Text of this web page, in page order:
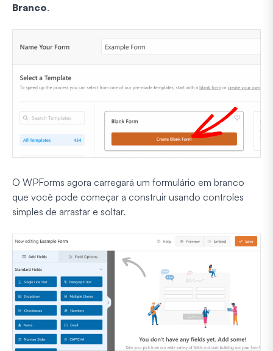
Branco.
O WPForms agora carregará um formulário em branco
que você pode começar a construir usando controles
simples de arrastar e soltar.